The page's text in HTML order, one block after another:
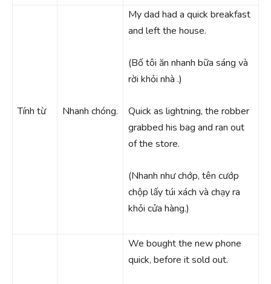
Tính từ Nhanh chóng.
My dad had a quick breakfast
and left the house.
(Bố tôi ăn nhanh bữa sáng và
rời khỏi nhà .)
Quick as lightning, the robber
grabbed his bag and ran out
of the store.
(Nhanh như chớp, tên cướp
chộp lấy túi xách và chạy ra
khỏi cửa hàng.)
We bought the new phone
quick, before it sold out.